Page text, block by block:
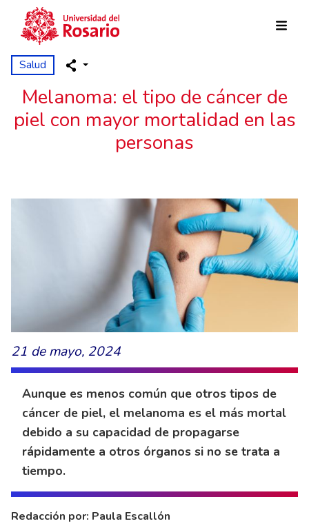
Pasar al contenido principal
Salud
Melanoma: el tipo de cáncer de
piel con mayor mortalidad en las
personas
21 de mayo, 2024
Aunque es menos común que otros tipos de
cáncer de piel, el melanoma es el más mortal
debido a su capacidad de propagarse
rápidamente a otros órganos si no se trata a
tiempo.
Redacción por: Paula Escallón